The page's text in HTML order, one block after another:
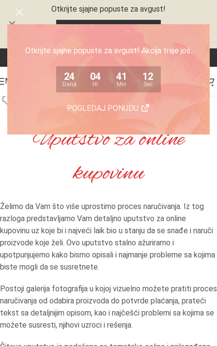
Otkrijte sjajne popuste za avgust! Akcija traje još:
24
Dana
04
Hr
41
Min
11
Sec
POGLEDAJ PONUDU
Otkrijte sjajne popuste za avgust!
MENI
Kuhinjski aparati
Uputstvo za online
kupovinu
Želimo da Vam što više uprostimo proces naručivanja. Iz tog
razloga predstavljamo Vam detaljno uputstvo za online
kupovinu uz koje bi i najveći laik bio u stanju da se snađe i naruči
proizvode koje želi. Ovo uputstvo stalno ažuriramo i
upotpunjujemo kako bismo opisali i najmanje probleme sa kojima
biste mogli da se susretnete.
Postoji galerija fotografija u kojoj vizuelno možete pratiti proces
naručivanja od odabira proizvoda do potvrde plaćanja, prateći
tekst sa detaljnijim opisom, kao i najčešći problemi sa kojima se
možete susresti, njihovi uzroci i rešenja.